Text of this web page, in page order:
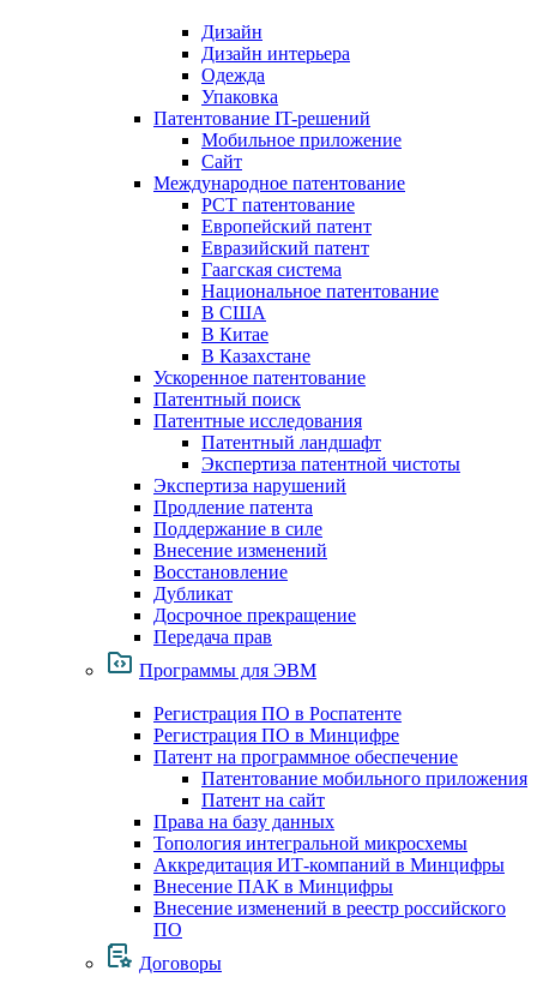
Дизайн
Дизайн интерьера
Одежда
Упаковка
Патентование IT-решений
Мобильное приложение
Сайт
Международное патентование
PCT патентование
Европейский патент
Евразийский патент
Гаагская система
Национальное патентование
В США
В Китае
В Казахстане
Ускоренное патентование
Патентный поиск
Патентные исследования
Патентный ландшафт
Экспертиза патентной чистоты
Экспертиза нарушений
Продление патента
Поддержание в силе
Внесение изменений
Восстановление
Дубликат
Досрочное прекращение
Передача прав
Программы для ЭВМ
Регистрация ПО в Роспатенте
Регистрация ПО в Минцифре
Патент на программное обеспечение
Патентование мобильного приложения
Патент на сайт
Права на базу данных
Топология интегральной микросхемы
Аккредитация ИТ-компаний в Минцифры
Внесение ПАК в Минцифры
Внесение изменений в реестр российского
ПО
Договоры